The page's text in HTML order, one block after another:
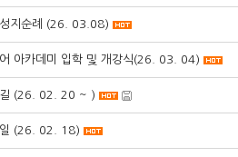
지순례 (26. 03.08)
아카데미 입학 및 개강식(26. 03. 04)
길 (26. 02. 20 ~ )
일 (26. 02. 18)